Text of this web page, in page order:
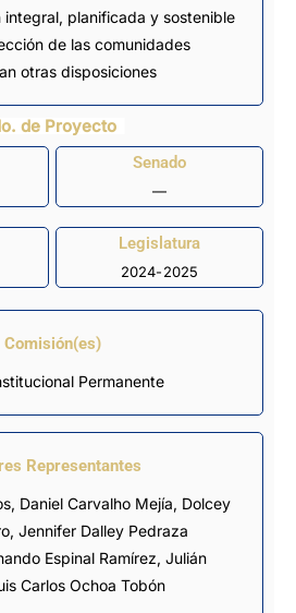
planificada y sostenible
de las comunidades
otras disposiciones
de Proyecto
Senado
—
Legislatura
2024-2025
Comisión(es)
Permanente
Representantes
, Daniel Carvalho Mejía, Dolcey
, Jennifer Dalley Pedraza
Espinal Ramírez, Julián
Carlos Ochoa Tobón